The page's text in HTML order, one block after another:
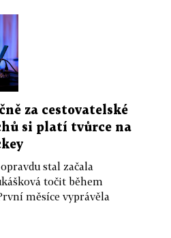
za cestovatelské
si platí tvůrce na
stal začala
točit během
měsíce vyprávěla